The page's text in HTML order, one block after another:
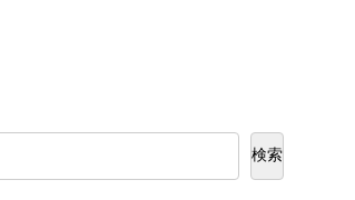
検索